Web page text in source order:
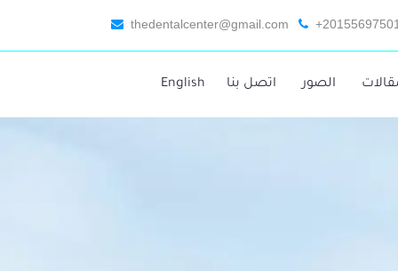
thedentalcenter@gmail.com
الصور اتصل بنا English